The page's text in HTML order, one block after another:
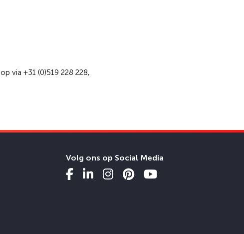
via +31 (0)519 228 228,
Volg ons op Social Media